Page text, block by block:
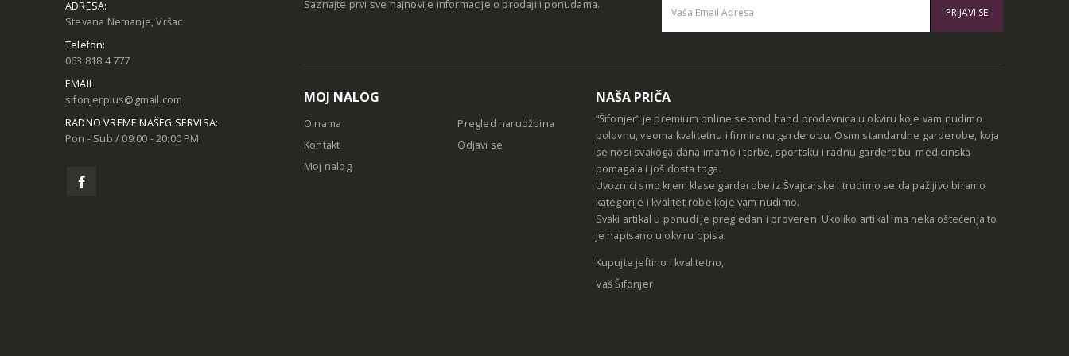
ADRESA:
Stevana Nemanje, Vršac
Telefon:
063 818 4 777
EMAIL:
sifonjerplus@gmail.com
RADNO VREME NAŠEG SERVISA:
Pon - Sub / 09:00 - 20:00 PM
Saznajte prvi sve najnovije informacije o prodaji i ponudama.
MOJ NALOG
O nama
Kontakt
Moj nalog
Pregled narudžbina
Odjavi se
NAŠA PRIČA
“Šifonjer” je premium online second hand prodavnica u okviru koje vam nudimo
polovnu, veoma kvalitetnu i firmiranu garderobu. Osim standardne garderobe, koja
se nosi svakoga dana imamo i torbe, sportsku i radnu garderobu, medicinska
pomagala i još dosta toga.
Uvoznici smo krem klase garderobe iz Švajcarske i trudimo se da pažljivo biramo
kategorije i kvalitet robe koje vam nudimo.
Svaki artikal u ponudi je pregledan i proveren. Ukoliko artikal ima neka oštećenja to
je napisano u okviru opisa.
Kupujte jeftino i kvalitetno,
Vaš Šifonjer